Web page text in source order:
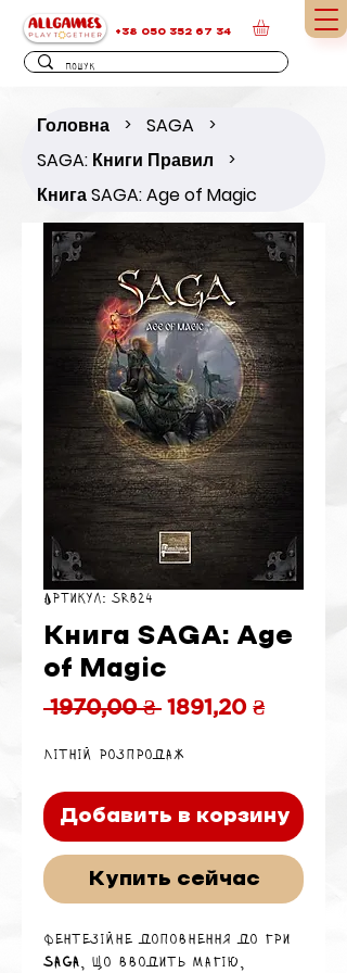
+38 050 352 67 34
Головна > SAGA >
SAGA: Книги Правил >
Книга SAGA: Age of Magic
Артикул: SRB24
Книга SAGA: Age
of Magic
1970,00 ₴ Обычная
1891,20 ₴
Літній розпродаж
Добавить в корзину
Купить сейчас
Фентезійне доповнення до гри
SAGA, що вводить магію,